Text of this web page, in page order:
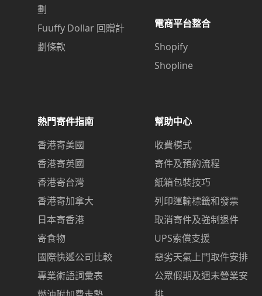
劃
Fuuffy Dollar 回贈計
劃條款
電商平台整合
Shopify
Shopline
熱門寄件指南
香港寄美國
香港寄英國
香港寄台灣
香港寄加拿大
日本寄香港
寄食物
國際快遞公司比較
專業術語詞彙表
幫助中心
收費模式
寄件及預約流程
紙箱包裝技巧
列印運輸標籤和發票
取消寄件及強制退件
UPS索償支援
惡劣天氣上門取件安排
公眾假期及週末營業安